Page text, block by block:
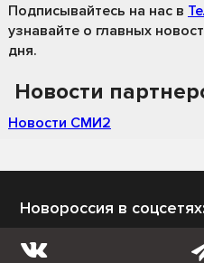
Подписывайтесь на нас в
узнавайте о главных
дня.
Новости
Новости СМИ2
Новороссия в соцсетях: